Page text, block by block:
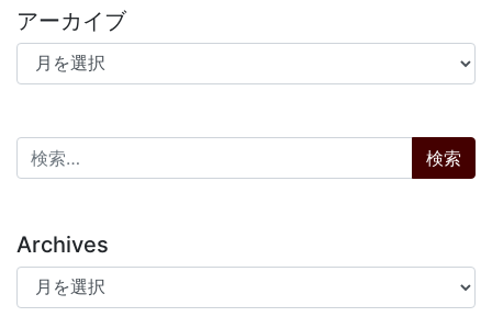
アーカイブ
アーカイブ
検索:
Archives
Archives